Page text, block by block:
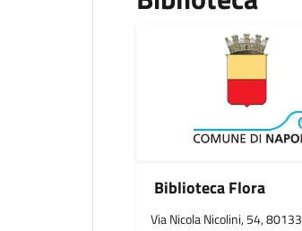
Biblioteca Flora
Via Nicola Nicolini, 54, 80133